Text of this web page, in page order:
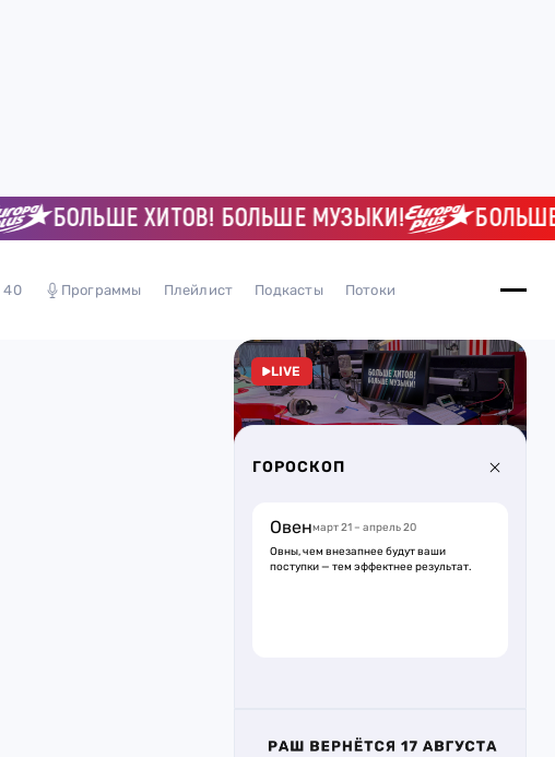
БОЛЬШЕ ХИТОВ! БОЛЬШЕ МУЗЫКИ! БОЛЬШЕ
40 Программы Плейлист Подкасты Потоки
LIVE
ГОРОСКОП
Овенмарт 21 – апрель 20
Овны, чем внезапнее будут ваши
поступки — тем эффектнее результат.